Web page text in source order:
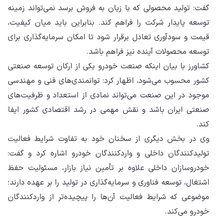
گفت: تولید محصولی که با زیان به فروش برسد نمی‌تواند زمینه
توسعه پایدار شرکت را فراهم کند. بنابراین باید میان کیفیت،
قیمت و سودآوری تعادل برقرار شود تا امکان سرمایه‌گذاری برای
توسعه محصولات آینده نیز فراهم باشد.
کشاورز با بیان اینکه صنعت خودرو یکی از ارکان توسعه صنعتی
کشور محسوب می‌شود، اظهار کرد: توانمندی‌های فنی و مهندسی
موجود در این صنعت می‌تواند نمادی از استعداد و ظرفیت‌های
صنعتی ایران باشد و نقش مهمی در رشد اقتصادی کشور ایفا
کند.
وی در بخش دیگری از سخنان خود به تفاوت شرایط فعالیت
تولیدکنندگان داخلی و واردکنندگان خودرو اشاره کرد و گفت:
خودروسازان داخلی علاوه بر تأمین نیاز بازار، مسئولیت حفظ
اشتغال، توسعه فناوری و سرمایه‌گذاری در تولید را بر عهده دارند؛
موضوعی که شرایط فعالیت آن‌ها را پیچیده‌تر از واردکنندگان
خودرو می‌کند.